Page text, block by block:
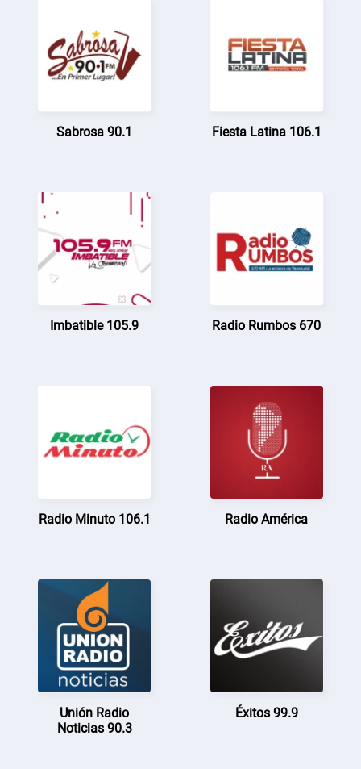
Sabrosa 90.1 Fiesta Latina 106.1
Imbatible 105.9 Radio Rumbos 670
Radio Minuto 106.1 Radio América
Unión Radio
Noticias 90.3
Éxitos 99.9